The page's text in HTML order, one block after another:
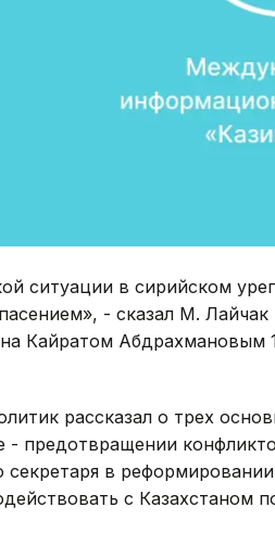
ситуации в сирийском
- сказал М.
Кайратом
рассказал о трех
- предотвращении
секретаря в
с Казахстаном